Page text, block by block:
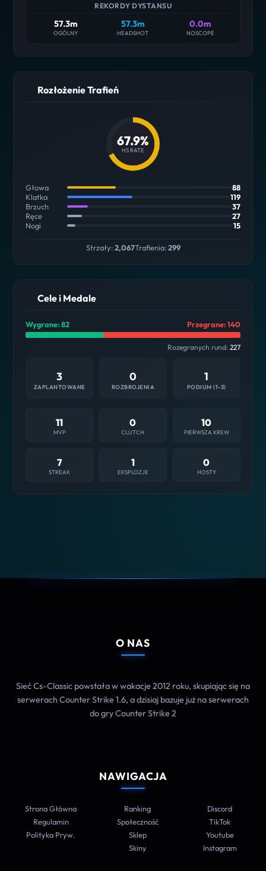
REKORDY DYSTANSU
57.3m
OGÓLNY
57.3m
HEADSHOT
0.0m
NOSCOPE
Rozłożenie Trafień
67.9%
HS RATE
Głowa
88
Klatka
119
Brzuch
37
Ręce
27
Nogi
15
Strzały:2,067Trafienia:299
Cele i Medale
Wygrane: 82 Przegrane: 140
Rozegranych rund: 227
3
ZAPLANTOWANE
0
ROZBROJENIA
1
PODIUM (1-3)
11
MVP
0
CLUTCH
10
PIERWSZA KREW
7
STREAK
1
EKSPLOZJE
0
HOSTY
O NAS
Sieć Cs-Classic powstała w wakacje 2012 roku, skupiając się na
serwerach Counter Strike 1.6, a dzisiaj bazuje już na serwerach
do gry Counter Strike 2
NAWIGACJA
Strona Główna
Regulamin
Polityka Pryw.
Ranking
Społeczność
Sklep
Skiny
Discord
TikTok
Youtube
Instagram